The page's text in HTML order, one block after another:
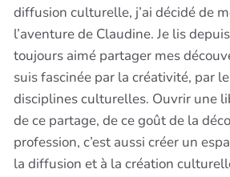
diffusion culturelle, j’ai décidé de
l’aventure de Claudine. Je lis depuis
toujours aimé partager mes
suis fascinée par la créativité, par
disciplines culturelles. Ouvrir une
de ce partage, de ce goût de la
profession, c’est aussi créer un
la diffusion et à la création